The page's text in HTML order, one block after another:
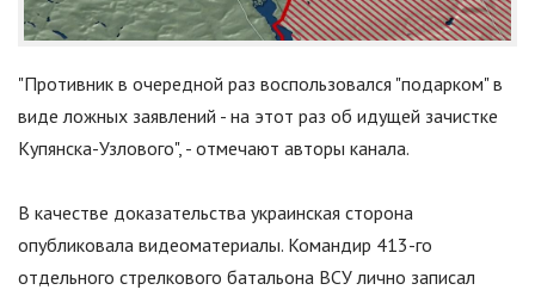
"Противник в очередной раз воспользовался "подарком" в
виде ложных заявлений - на этот раз об идущей зачистке
Купянска-Узлового", - отмечают авторы канала.
В качестве доказательства украинская сторона
опубликовала видеоматериалы. Командир 413-го
отдельного стрелкового батальона ВСУ лично записал